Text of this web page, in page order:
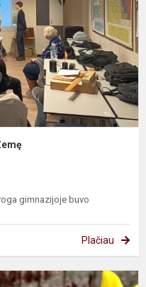
gimnazijoje buvo
Plačiau